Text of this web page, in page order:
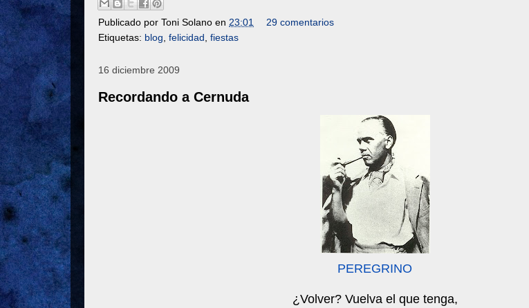
Publicado por Toni Solano en 23:01
29 comentarios
Etiquetas: blog felicidad fiestas
16 diciembre 2009
Recordando a Cernuda
PEREGRINO
¿Volver? Vuelva el que tenga,